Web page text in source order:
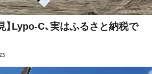
】Lypo-C、実はふるさと納税で